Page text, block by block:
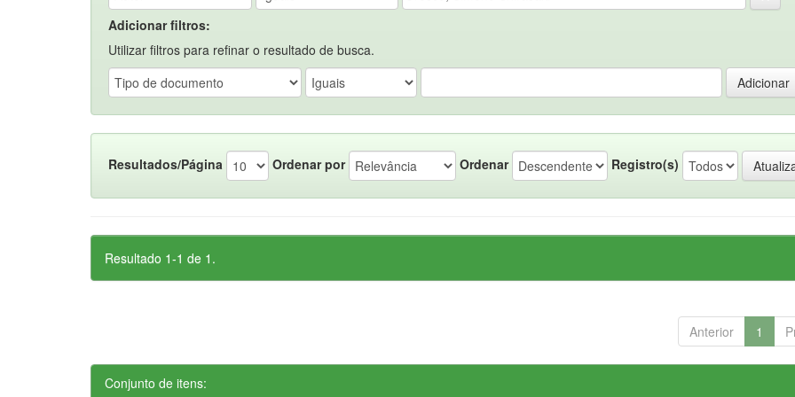
Adicionar filtros:
Utilizar filtros para refinar o resultado de busca.
Resultados/Página Ordenar por Ordenar Registro(s)
Resultado 1-1 de 1.
Anterior 1
Conjunto de itens: